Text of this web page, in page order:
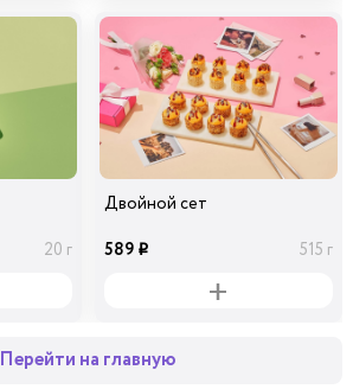
20 г
Двойной сет
589 i 515 г
Перейти на главную